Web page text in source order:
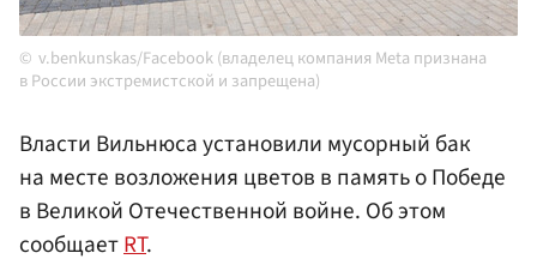
v.benkunskas/Facebook (владелец компания Meta признана
в России экстремистской и запрещена)
Власти Вильнюса установили мусорный бак
на месте возложения цветов в память о Победе
в Великой Отечественной войне. Об этом
сообщаетRT.